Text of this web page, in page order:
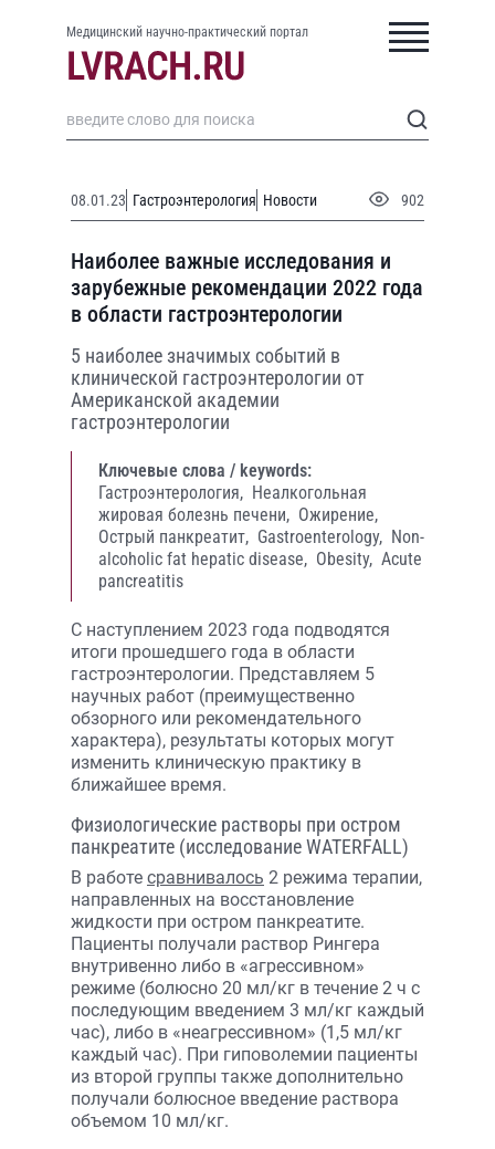
Медицинский научно-практический портал
08.01.23 Гастроэнтерология Новости 902
Наиболее важные исследования и
зарубежные рекомендации 2022 года
в области гастроэнтерологии
5 наиболее значимых событий в
клинической гастроэнтерологии от
Американской академии
гастроэнтерологии
Ключевые слова / keywords:
Гастроэнтерология, Неалкогольная
жировая болезнь печени, Ожирение,
Острый панкреатит, Gastroenterology, Non-
alcoholic fat hepatic disease, Obesity, Acute
pancreatitis
С наступлением 2023 года подводятся
итоги прошедшего года в области
гастроэнтерологии. Представляем 5
научных работ (преимущественно
обзорного или рекомендательного
характера), результаты которых могут
изменить клиническую практику в
ближайшее время.
Физиологические растворы при остром
панкреатите (исследование WATERFALL)
В работе сравнивалось 2 режима терапии,
направленных на восстановление
жидкости при остром панкреатите.
Пациенты получали раствор Рингера
внутривенно либо в «агрессивном»
режиме (болюсно 20 мл/кг в течение 2 ч с
последующим введением 3 мл/кг каждый
час), либо в «неагрессивном» (1,5 мл/кг
каждый час). При гиповолемии пациенты
из второй группы также дополнительно
получали болюсное введение раствора
объемом 10 мл/кг.